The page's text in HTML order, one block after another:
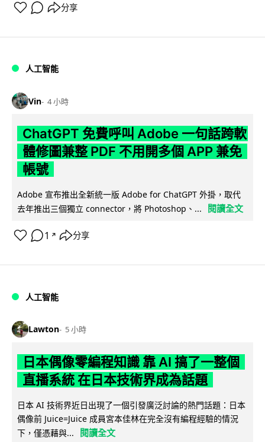
分享
人工智能
Vin 4 小時
ChatGPT 免費呼叫 Adobe 一句話跨軟
體修圖兼整 PDF 不用開多個 APP 兼免
帳號
Adobe 宣布推出全新統一版 Adobe for ChatGPT 外掛，取代
去年推出三個獨立 connector，將 Photoshop、...
閱讀全文
1 ↗ 分享
人工智能
Lawton 5 小時
日本偶像零編程知識 靠 AI 搞了一整個
直播系統 在日本技術界成為話題
日本 AI 技術界近日出現了一個引發廣泛討論的熱門話題：日本
偶像前 Juice=Juice 成員宮本佳林在完全沒有編程經驗的情況
下，僅憑藉與...
閱讀全文